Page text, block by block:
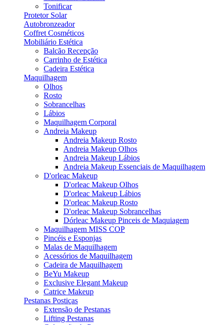
Tonificar
Protetor Solar
Autobronzeador
Coffret Cosméticos
Mobiliário Estética
Balcão Recepção
Carrinho de Estética
Cadeira Estética
Maquilhagem
Olhos
Rosto
Sobrancelhas
Lábios
Maquilhagem Corporal
Andreia Makeup
Andreia Makeup Rosto
Andreia Makeup Olhos
Andreia Makeup Lábios
Andreia Makeup Essenciais de Maquilhagem
D'orleac Makeup
D'orleac Makeup Olhos
D'orleac Makeup Lábios
D'orleac Makeup Rosto
D'orleac Makeup Sobrancelhas
Dórleac Makeup Pinceis de Maquiagem
Maquilhagem MISS COP
Pincéis e Esponjas
Malas de Maquilhagem
Acessórios de Maquilhagem
Cadeira de Maquilhagem
BeYu Makeup
Exclusive Elegant Makeup
Catrice Makeup
Pestanas Postiças
Extensão de Pestanas
Lifting Pestanas